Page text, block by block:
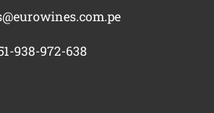
938-972-638